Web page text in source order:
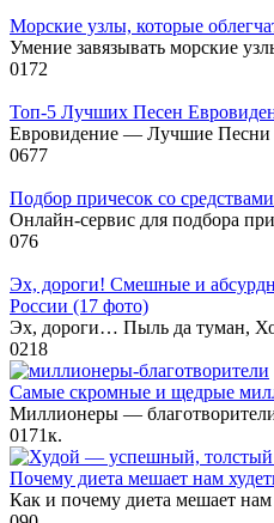
Морские узлы, которые
Умение завязывать морские
0172
Топ-5 Лучших Песен
Евровидение — Лучшие Песни
0677
Подбор причесок со
Онлайн-сервис для подбора
076
Эх, дороги! Смешные и
России (17 фото)
Эх, дороги… Пыль да туман,
0218
Самые скромные и щедрые
Миллионеры —
0171к.
Почему диета мешает нам
Как и почему диета мешает